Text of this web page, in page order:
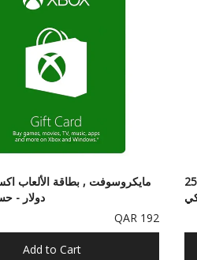
مايكروسوفت , بطاقة الألعاب اكس بوكس 25
دولار -
192 QAR
Add to Cart